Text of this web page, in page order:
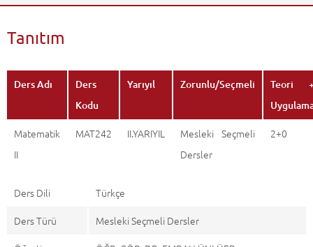
Bilgisayar Operatörlüğü Programı
Tanıtım
Ders Adı
Ders
Kodu
Yarıyıl Zorunlu/Seçmeli
Teori
Matematik
II
MAT242 II.YARIYIL
Mesleki Seçmeli
Dersler
2+0
Ders Dili
Türkçe
Ders Türü
Mesleki Seçmeli Dersler